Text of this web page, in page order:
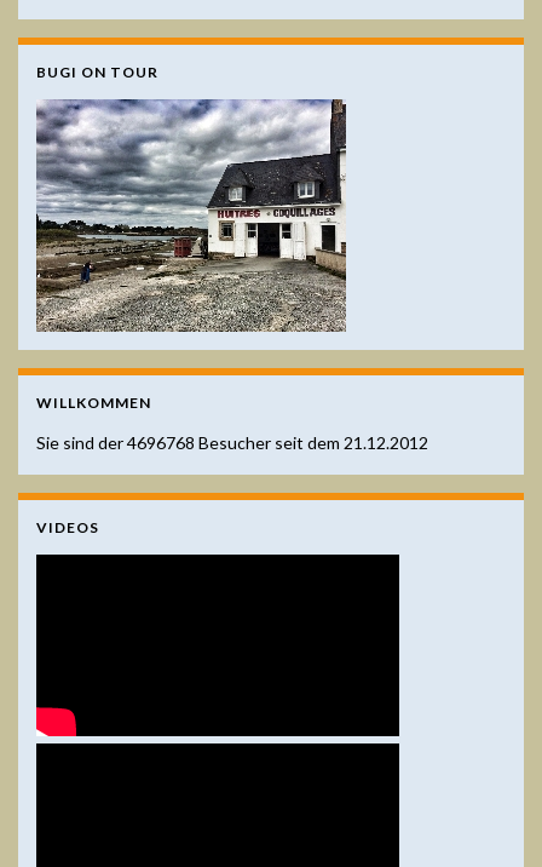
BUGI ON TOUR
WILLKOMMEN
Sie sind der4696768 Besucher seit dem 21.12.2012
VIDEOS